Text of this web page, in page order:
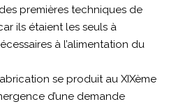
premières techniques de
ils étaient les seuls à
à l’alimentation du
se produit au XIXème
d’une demande